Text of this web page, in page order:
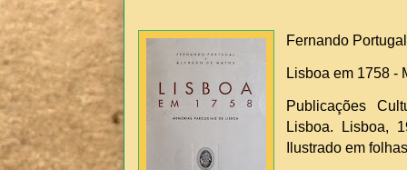
Fernando
Lisboa em 1758 -
Publicações
Lisboa. Lisboa,
Ilustrado em